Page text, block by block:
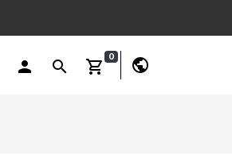
person search shopping_cart
0 public